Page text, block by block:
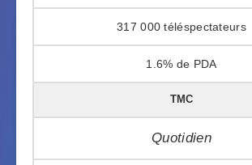
317 000
1.6%
TMC
Quotidien